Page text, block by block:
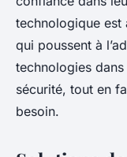
technologique est
qui poussent à
technologies
sécurité, tout en
besoin.